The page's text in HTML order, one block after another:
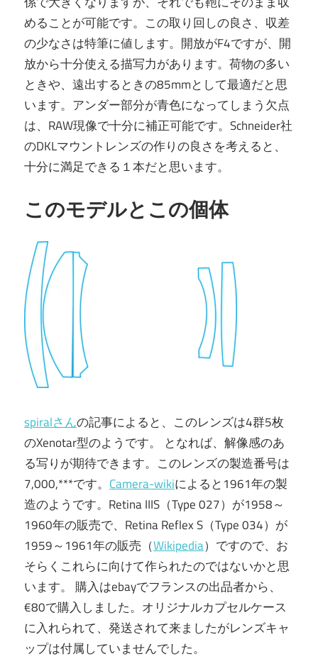
めることが可能です。この取り回しの良さ、収差
の少なさは特筆に値します。開放がF4ですが、開
放から十分使える描写力があります。荷物の多い
ときや、遠出するときの85mmとして最適だと思
います。アンダー部分が青色になってしまう欠点
は、RAW現像で十分に補正可能です。Schneider社
のDKLマウントレンズの作りの良さを考えると、
十分に満足できる１本だと思います。
このモデルとこの個体
spiralさんの記事によると、このレンズは4群5枚
のXenotar型のようです。 となれば、解像感のあ
る写りが期待できます。このレンズの製造番号は
7,000,***です。 Camera-wikiによると1961年の製
造のようです。Retina IIIS（Type 027）が1958～
1960年の販売で、Retina Reflex S（Type 034）が
1959～1961年の販売（Wikipedia）ですので、お
そらくこれらに向けて作られたのではないかと思
います。 購入はebayでフランスの出品者から、
€80で購入しました。オリジナルカプセルケース
に入れられて、発送されて来ましたがレンズキャ
ップは付属していませんでした。